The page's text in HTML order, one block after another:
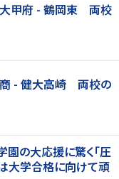
大甲府 - 鶴岡東 両校
商 - 健大高崎 両校の
の大応援に驚く「圧
は大学合格に向けて頑